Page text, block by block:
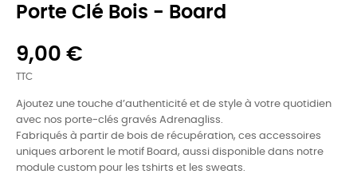
Porte Clé Bois - Board
9,00 €
TTC
Ajoutez une touche d’authenticité et de style à votre quotidien
avec nos porte-clés gravés Adrenagliss.
Fabriqués à partir de bois de récupération, ces accessoires
uniques arborent le motif Board, aussi disponible dans notre
module custom pour les tshirts et les sweats.